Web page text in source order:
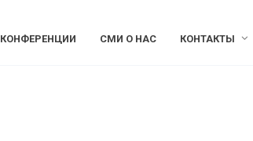
КОНФЕРЕНЦИИ СМИ О НАС КОНТАКТЫ